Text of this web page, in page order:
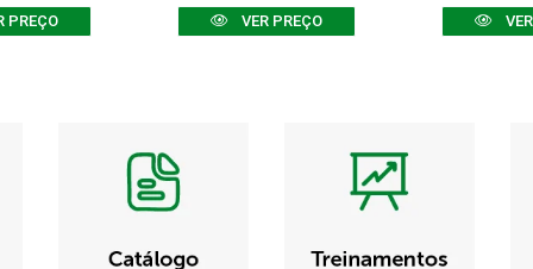
PREÇO VER PREÇO